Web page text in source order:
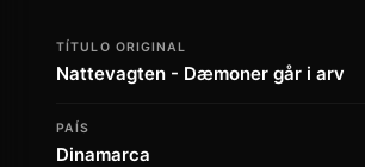
TÍTULO ORIGINAL
Nattevagten - Dæmoner går i arv
PAÍS
Dinamarca